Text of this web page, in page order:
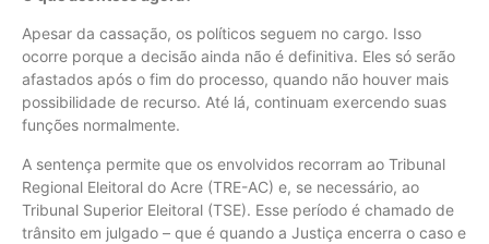
Apesar da cassação, os políticos seguem no cargo. Isso
ocorre porque a decisão ainda não é definitiva. Eles só serão
afastados após o fim do processo, quando não houver mais
possibilidade de recurso. Até lá, continuam exercendo suas
funções normalmente.
A sentença permite que os envolvidos recorram ao Tribunal
Regional Eleitoral do Acre (TRE-AC) e, se necessário, ao
Tribunal Superior Eleitoral (TSE). Esse período é chamado de
trânsito em julgado – que é quando a Justiça encerra o caso e